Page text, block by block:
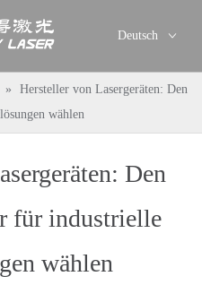
Deutsch
简体中文
Pусский
Italiano
»
Hersteller von Lasergeräten: Den
wählen
Den
für industrielle
wählen